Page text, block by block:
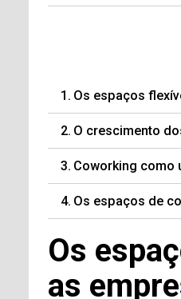
Os espaços
O crescimento
Coworking como
Os espaços de
Os
as